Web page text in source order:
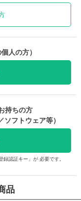
人の方）
持ちの方
ソフトウェア等）
認証キー」が 必要です。
品